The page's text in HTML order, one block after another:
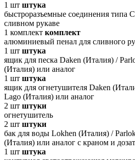
1 шт штука
быстроразъемные соединения типа
сливном рукаве
1 комплект комплект
алюминиевый пенал для сливного
1 шт штука
ящик для песка Daken (Италия) /
(Италия) или аналог
1 шт штука
ящик для огнетушителя Daken
Lago (Италия) или аналог
2 шт штуки
огнетушитель
2 шт штуки
бак для воды Lokhen (Италия) /
(Италия) или аналог с краном и
1 шт штука